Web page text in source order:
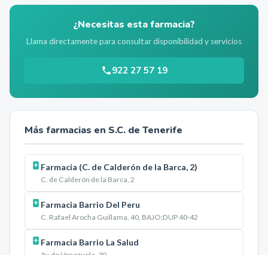
¿Necesitas esta farmacia?
Llama directamente para consultar disponibilidad y servicios
922 27 57 19
Más farmacias en S.C. de Tenerife
Farmacia (C. de Calderón de la Barca, 2)
C. de Calderón de la Barca, 2
Farmacia Barrio Del Peru
C. Rafael Arocha Guillama, 40, BAJO;DUP 40-42
Farmacia Barrio La Salud